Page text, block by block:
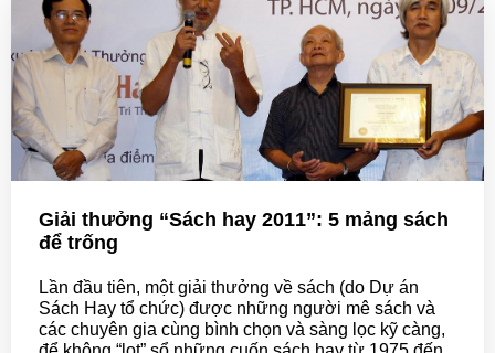
Tài trợ
Web Viện IRED
Giải thưởng “Sách hay 2011”: 5 mảng sách
để trống
Lần đầu tiên, một giải thưởng về sách (do Dự án
Sách Hay tổ chức) được những người mê sách và
các chuyên gia cùng bình chọn và sàng lọc kỹ càng,